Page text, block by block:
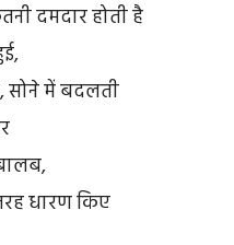
दमदार होती है
सोने में बदलती
धारण किए